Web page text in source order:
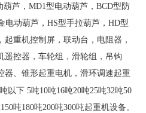
芦，MD1型电动葫芦，BCD型防
电动葫芦，HS型手拉葫芦，HD型
重机控制屏，联动台，电阻器，
遥控器，车轮组，滑轮组，吊钩
器、锥形起重电机，滑环调速起重
以下 5吨10吨16吨20吨25吨32吨50
吨180吨200吨300吨起重机设备。